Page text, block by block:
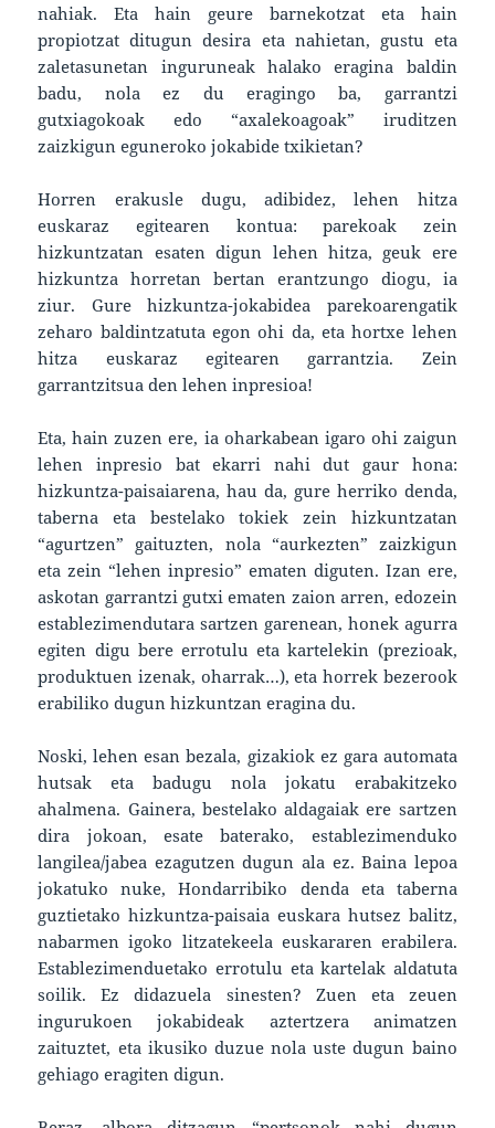
nahiak. Eta hain geure barnekotzat eta hain
propiotzat ditugun desira eta nahietan, gustu eta
zaletasunetan inguruneak halako eragina baldin
badu, nola ez du eragingo ba, garrantzi
gutxiagokoak edo “axalekoagoak” iruditzen
zaizkigun eguneroko jokabide txikietan?
Horren erakusle dugu, adibidez, lehen hitza
euskaraz egitearen kontua: parekoak zein
hizkuntzatan esaten digun lehen hitza, geuk ere
hizkuntza horretan bertan erantzungo diogu, ia
ziur. Gure hizkuntza-jokabidea parekoarengatik
zeharo baldintzatuta egon ohi da, eta hortxe lehen
hitza euskaraz egitearen garrantzia. Zein
garrantzitsua den lehen inpresioa!
Eta, hain zuzen ere, ia oharkabean igaro ohi zaigun
lehen inpresio bat ekarri nahi dut gaur hona:
hizkuntza-paisaiarena, hau da, gure herriko denda,
taberna eta bestelako tokiek zein hizkuntzatan
“agurtzen” gaituzten, nola “aurkezten” zaizkigun
eta zein “lehen inpresio” ematen diguten. Izan ere,
askotan garrantzi gutxi ematen zaion arren, edozein
establezimendutara sartzen garenean, honek agurra
egiten digu bere errotulu eta kartelekin (prezioak,
produktuen izenak, oharrak…), eta horrek bezerook
erabiliko dugun hizkuntzan eragina du.
Noski, lehen esan bezala, gizakiok ez gara automata
hutsak eta badugu nola jokatu erabakitzeko
ahalmena. Gainera, bestelako aldagaiak ere sartzen
dira jokoan, esate baterako, establezimenduko
langilea/jabea ezagutzen dugun ala ez. Baina lepoa
jokatuko nuke, Hondarribiko denda eta taberna
guztietako hizkuntza-paisaia euskara hutsez balitz,
nabarmen igoko litzatekeela euskararen erabilera.
Establezimenduetako errotulu eta kartelak aldatuta
soilik. Ez didazuela sinesten? Zuen eta zeuen
ingurukoen jokabideak aztertzera animatzen
zaituztet, eta ikusiko duzue nola uste dugun baino
gehiago eragiten digun.